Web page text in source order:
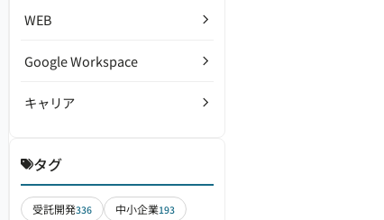
WEB
Google Workspace
キャリア
タグ
受託開発336 中小企業193